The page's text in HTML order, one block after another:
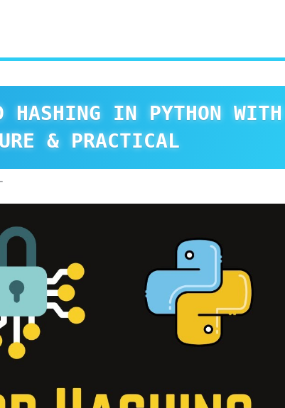
HASHING IN PYTHON WITH
& PRACTICAL